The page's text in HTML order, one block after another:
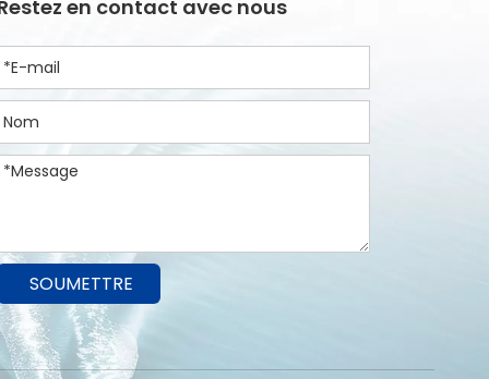
en contact avec nous
SOUMETTRE